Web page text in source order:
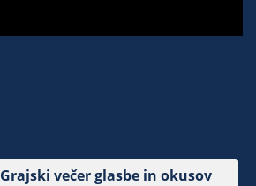
Grajski večer glasbe in okusov